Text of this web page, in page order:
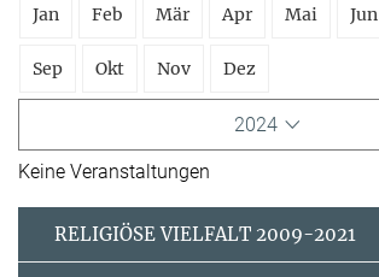
Jan Feb Mär Apr Mai Jun
Sep Okt Nov Dez
2024
Keine Veranstaltungen
RELIGIÖSE VIELFALT 2009-2021